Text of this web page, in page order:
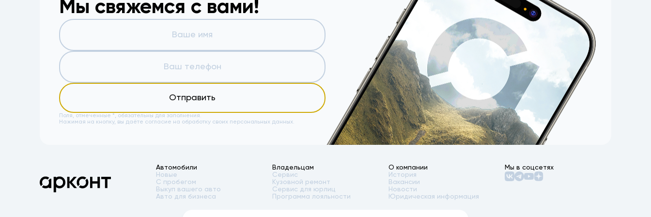
Мы свяжемся с вами!
Отправить
Поля, отмеченные *, обязательны для заполнения.
Нажимая на кнопку, вы даёте согласие на обработку своих персональных данных.
Автомобили
Новые
С пробегом
Выкуп вашего авто
Авто для бизнеса
Владельцам
Сервис
Кузовной ремонт
Сервис для юрлиц
Программа лояльности
О компании
История
Вакансии
Новости
Юридическая информация
Мы в соцсетях